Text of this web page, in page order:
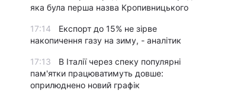
яка була перша назва Кропивницького
17:14
Експорт до 15% не зірве
накопичення газу на зиму, - аналітик
17:13
В Італії через спеку популярні
пам'ятки працюватимуть довше:
оприлюднено новий графік